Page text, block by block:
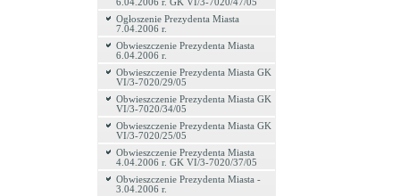
6.04.2006 r. GK VI/3-7020/47/05
Ogłoszenie Prezydenta Miasta
7.04.2006 r.
Obwieszczenie Prezydenta Miasta
6.04.2006 r.
Obwieszczenie Prezydenta Miasta GK
VI/3-7020/29/05
Obwieszczenie Prezydenta Miasta GK
VI/3-7020/34/05
Obwieszczenie Prezydenta Miasta GK
VI/3-7020/25/05
Obwieszczenie Prezydenta Miasta
4.04.2006 r. GK VI/3-7020/37/05
Obwieszczenie Prezydenta Miasta -
3.04.2006 r.